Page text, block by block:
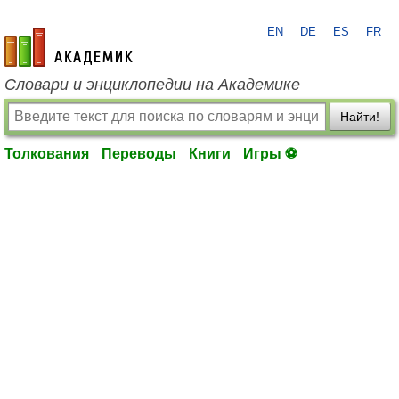
academic.ru
EN DE ES FR
Словари и энциклопедии на Академике
Найти!
Толкования Переводы Книги Игры ⚽